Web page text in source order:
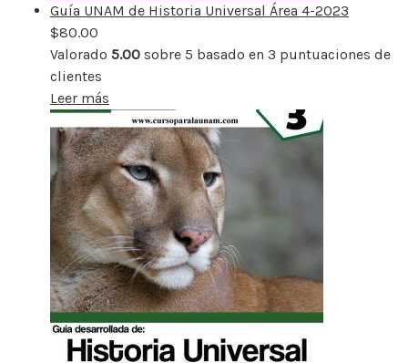
Guía UNAM de Historia Universal Área 4-2023
$80.00
Valorado 5.00 sobre 5 basado en 3 puntuaciones de
clientes
Leer más